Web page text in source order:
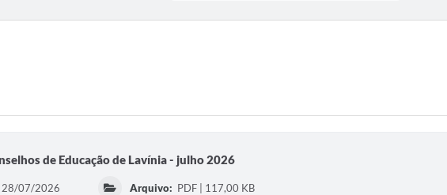
de Educação de Lavínia - julho 2026
28/07/2026 Arquivo: PDF | 117,00 KB